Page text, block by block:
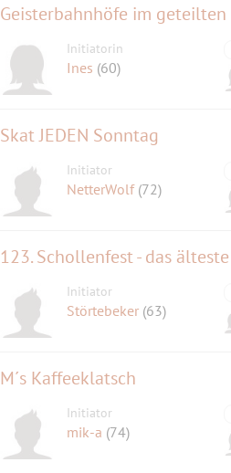
Geisterbahnhöfe im
Initiatorin
Ines (60)
Skat JEDEN Sonntag
Initiator
NetterWolf (72)
123. Schollenfest - das
Initiator
Störtebeker (63)
M´s Kaffeeklatsch
Initiator
mik-a (74)